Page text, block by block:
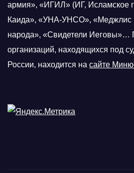
армия», «ИГИЛ» (ИГ, Исламское
Каида», «УНА-УНСО», «Меджлис
народа», «Свидетели Иеговы»…
организаций, находящихся под
России, находится на сайте